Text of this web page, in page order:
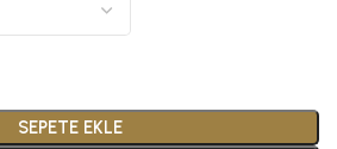
SEPETE EKLE